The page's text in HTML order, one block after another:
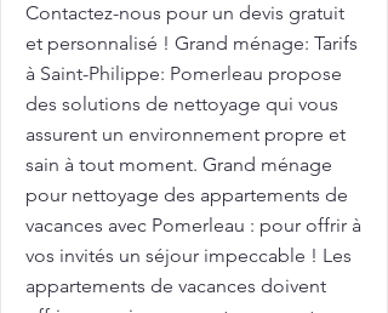
Contactez-nous pour un devis gratuit
et personnalisé ! Grand ménage: Tarifs
à Saint-Philippe: Pomerleau propose
des solutions de nettoyage qui vous
assurent un environnement propre et
sain à tout moment. Grand ménage
pour nettoyage des appartements de
vacances avec Pomerleau : pour offrir à
vos invités un séjour impeccable ! Les
appartements de vacances doivent